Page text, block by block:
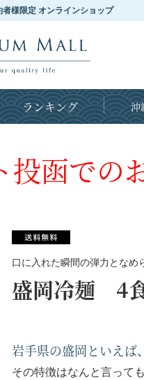
様限定 オンラインショップ
ランキング 沖
函での
口に入れた瞬間の弾力となめ
盛岡冷麺 4
岩手県の盛岡といえば
その特徴はなんと言って